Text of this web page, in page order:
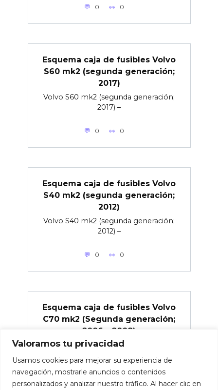
Valoramos tu privacidad
Usamos cookies para mejorar su experiencia de
navegación, mostrarle anuncios o contenidos
personalizados y analizar nuestro tráfico. Al hacer clic en
0 0
Esquema caja de fusibles Volvo
S60 mk2 (segunda generación;
2017)
Volvo S60 mk2 (segunda generación;
2017) –
0 0
Esquema caja de fusibles Volvo
S40 mk2 (segunda generación;
2012)
Volvo S40 mk2 (segunda generación;
2012) –
0 0
Esquema caja de fusibles Volvo
C70 mk2 (Segunda generación;
2006 – 2008)
Volvo C70 mk2 (Segunda generación;